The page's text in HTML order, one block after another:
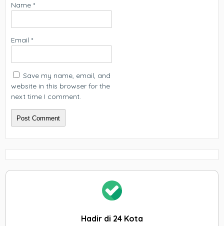
Name*
Email*
Save my name, email, and
website in this browser for the
next time I comment.
Hadir di 24 Kota